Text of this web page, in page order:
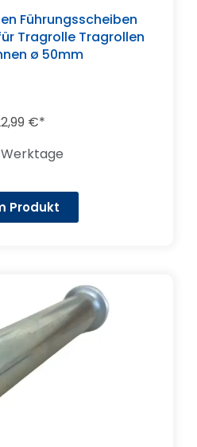
Führungsscheiben
Tragrolle Tragrollen
ø 50mm
€
Produkt